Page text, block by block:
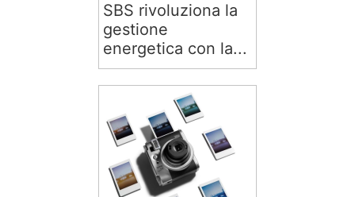
SBS rivoluziona la
gestione
energetica con la...